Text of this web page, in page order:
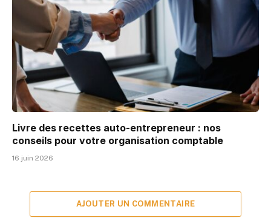
Livre des recettes auto-entrepreneur : nos
conseils pour votre organisation comptable
16 juin 2026
AJOUTER UN COMMENTAIRE